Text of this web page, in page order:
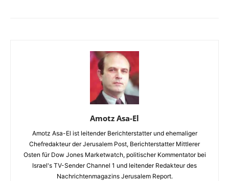
Amotz Asa-El
Amotz Asa-El ist leitender Berichterstatter und ehemaliger
Chefredakteur der Jerusalem Post, Berichterstatter Mittlerer
Osten für Dow Jones Marketwatch, politischer Kommentator bei
Israel's TV-Sender Channel 1 und leitender Redakteur des
Nachrichtenmagazins Jerusalem Report.